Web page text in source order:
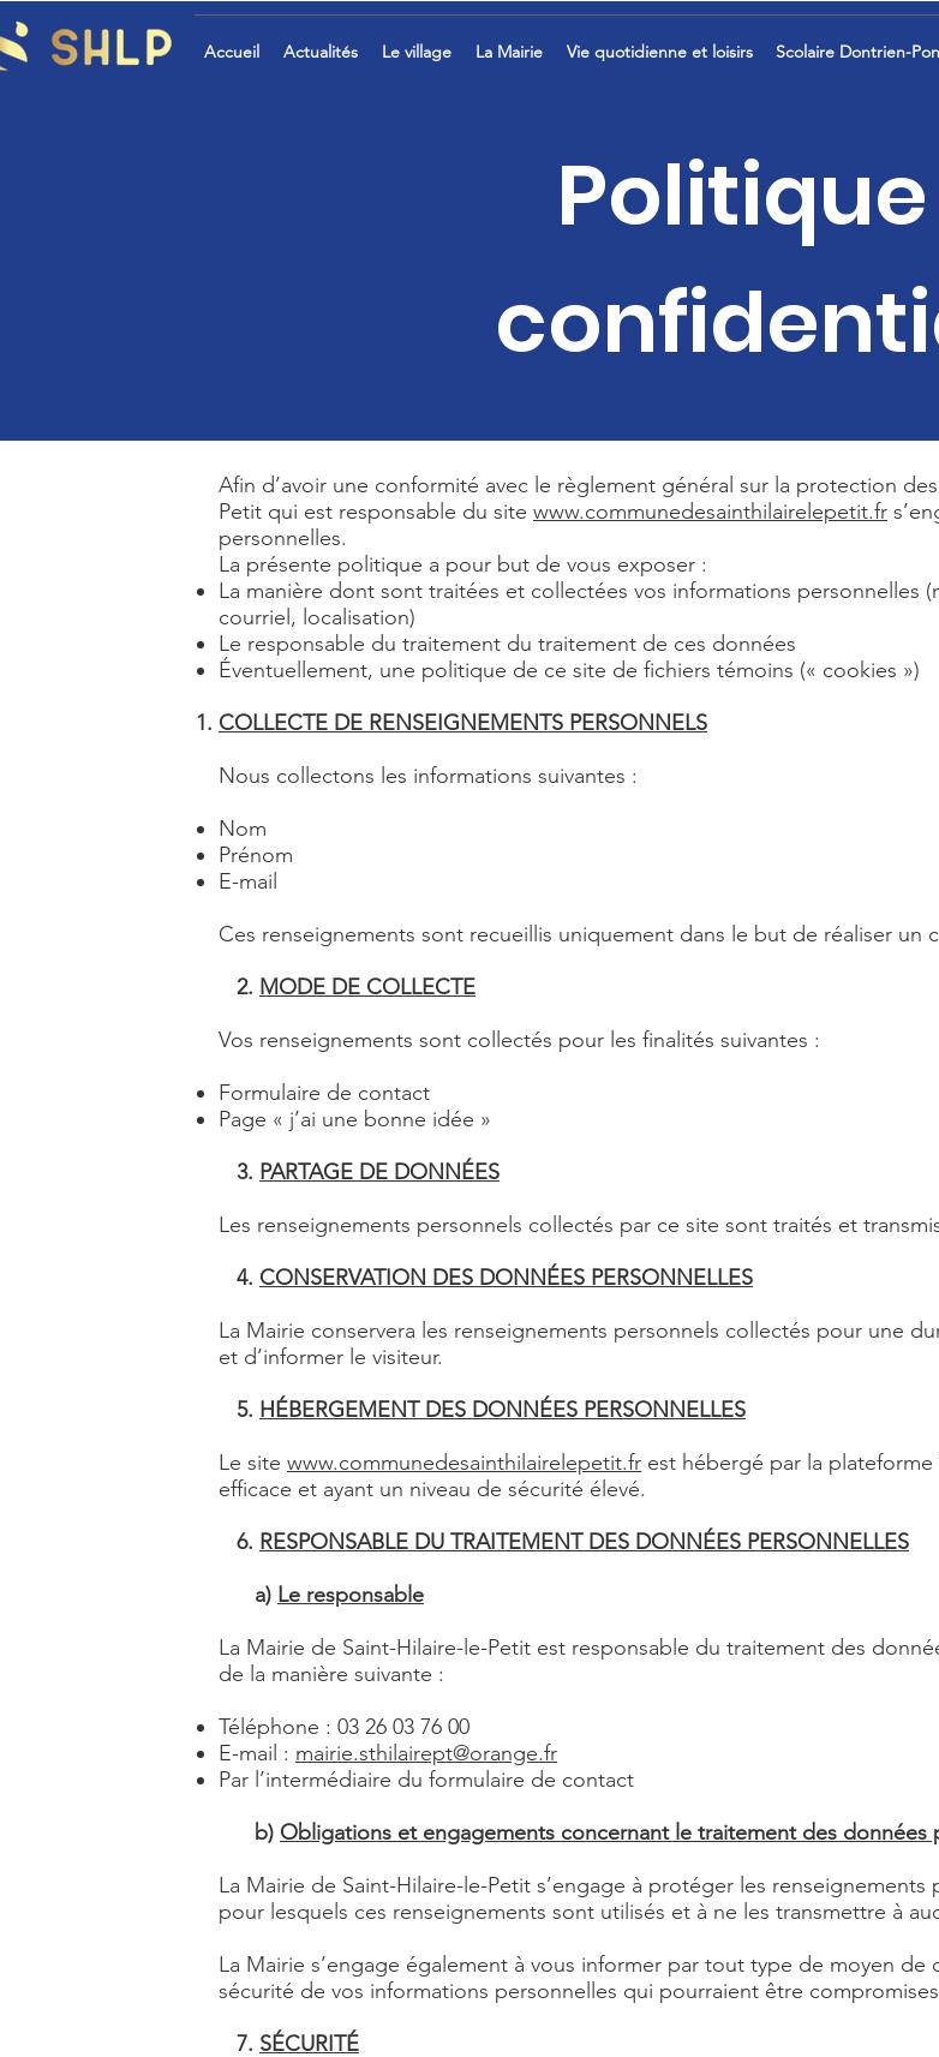
Accueil Actualités Le village La Mairie Vie quotidienne et loisirs Scolaire Dontrien-
Afin d’avoir une conformité avec le règlement général sur la protection
Petit qui est responsable du site www.communedesainthilairelepetit.fr
personnelles.
La présente politique a pour but de vous exposer :
La manière dont sont traitées et collectées vos informations personnelles
courriel, localisation)
Le responsable du traitement du traitement de ces données
Éventuellement, une politique de ce site de fichiers témoins (« cookies »)
COLLECTE DE RENSEIGNEMENTS PERSONNELS
Nous collectons les informations suivantes :
Nom
Prénom
E-mail
Ces renseignements sont recueillis uniquement dans le but de réaliser un
2. MODE DE COLLECTE
Vos renseignements sont collectés pour les finalités suivantes :
Formulaire de contact
Page « j’ai une bonne idée »
3. PARTAGE DE DONNÉES
Les renseignements personnels collectés par ce site sont traités et
4. CONSERVATION DES DONNÉES PERSONNELLES
La Mairie conservera les renseignements personnels collectés pour une
et d’informer le visiteur.
5. HÉBERGEMENT DES DONNÉES PERSONNELLES
Le site www.communedesainthilairelepetit.fr est hébergé par la
efficace et ayant un niveau de sécurité élevé.
6. RESPONSABLE DU TRAITEMENT DES DONNÉES PERSONNELLES
a) Le responsable
La Mairie de Saint-Hilaire-le-Petit est responsable du traitement des
de la manière suivante :
Téléphone : 03 26 03 76 00
E-mail : mairie.sthilairept@orange.fr
Par l’intermédiaire du formulaire de contact
b) Obligations et engagements concernant le traitement des données
La Mairie de Saint-Hilaire-le-Petit s’engage à protéger les
pour lesquels ces renseignements sont utilisés et à ne les transmettre à
La Mairie s’engage également à vous informer par tout type de moyen
sécurité de vos informations personnelles qui pourraient être
7. SÉCURITÉ